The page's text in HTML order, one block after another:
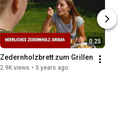
0:25
Zedernholzbrett zum Grillen
2.9K views • 5 years ago